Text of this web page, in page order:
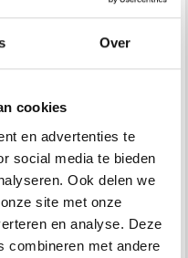
Over
cookies
en advertenties te
social media te bieden
Ook delen we
site met onze
en analyse. Deze
combineren met andere
SCHEEPJES TRULY
SCRUMPTIOUS
EUR 3.90